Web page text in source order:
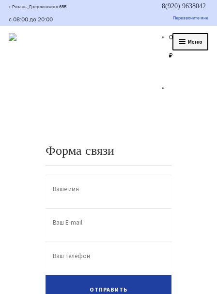
г. Рязань, Дзержинского 65Б
с 08:00 до 20:00
8(920) 9638042
Перезвоните мне
Меню
0
₽
Форма связи